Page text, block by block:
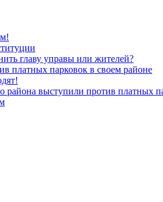
главу управы или жителей?
платных парковок в своем районе
района выступили против платных